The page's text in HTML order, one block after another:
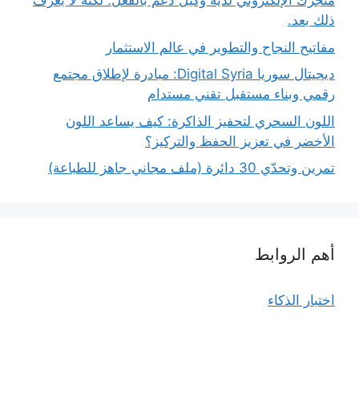
ذلك بعد.
مفاتيح النجاح والتطوير في عالم الاستثمار
ديجيتال سوريا Digital Syria: مبادرة لإطلاق مجتمع
رقمي وبناء مستقبل تقني مستدام
اللون السحري لتحفيز الذاكرة: كيف يساعد اللون
الأخضر في تعزيز الحفظ والتركيز؟
تمرين وتحدّي 30 دائرة (ملف مجاني جاهز للطباعة)
أهم الروابط
اختبار الذكاء